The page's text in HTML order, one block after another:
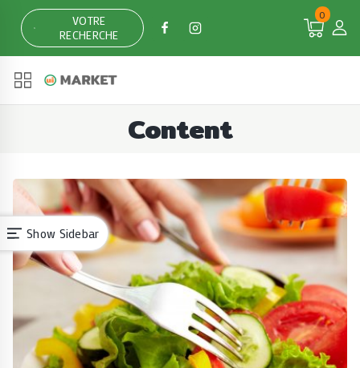
content
VOTRE
RECHERCHE
0
Show Sidebar
Content